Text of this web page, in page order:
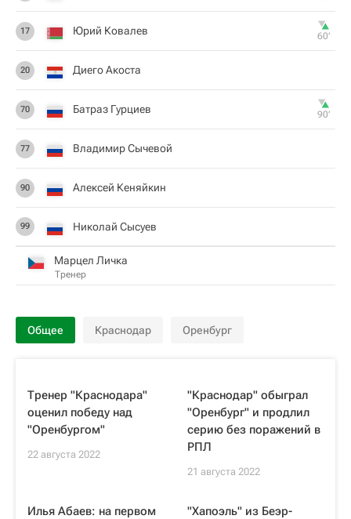
17 Юрий Ковалев 60‎’‎
20 Диего Акоста
70 Батраз Гурциев 90‎’‎
77 Владимир Сычевой
90 Алексей Кеняйкин
99 Николай Сысуев
Марцел Личка
Тренер
Общее Краснодар Оренбург
Тренер "Краснодара"
оценил победу над
"Оренбургом"
22 августа 2022
"Краснодар" обыграл
"Оренбург" и продлил
серию без поражений в
РПЛ
21 августа 2022
Илья Абаев: на первом
"Хапоэль" из Беэр-